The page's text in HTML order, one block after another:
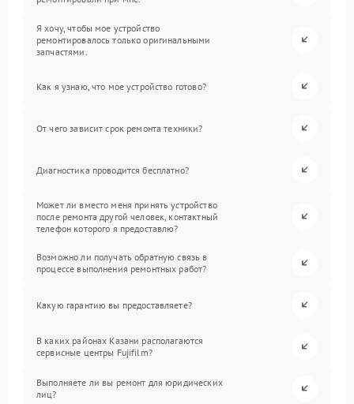
Я хочу, чтобы мое устройство
ремонтировалось только оригинальными
запчастями.
Как я узнаю, что мое устройство готово?
От чего зависит срок ремонта техники?
Диагностика проводится бесплатно?
Может ли вместо меня принять устройство
после ремонта другой человек, контактный
телефон которого я предоставлю?
Возможно ли получать обратную связь в
процессе выполнения ремонтных работ?
Какую гарантию вы предоставляете?
В каких районах Казани располагаются
сервисные центры Fujifilm?
Выполняете ли вы ремонт для юридических
лиц?